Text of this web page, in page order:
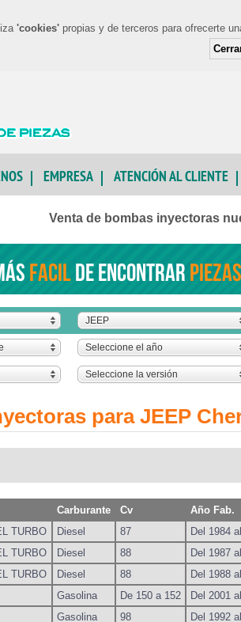
'cookies' propias y de terceros para ofrecerte
EMPRESA ATENCIÓN AL CLIENTE
Venta de bombas inyectoras
facilde encontrar
JEEP
Seleccione el año
Seleccione la versión
para JEEP
Carburante Cv
Año Fab.
TURBO
Diesel 87
Del 1984
TURBO
Diesel 88
Del 1987
TURBO
Diesel 88
Del 1988
Gasolina De 150 a 152
Del 2001
Gasolina 98
Del 1992